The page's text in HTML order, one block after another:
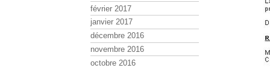
février 2017
janvier 2017
décembre 2016
novembre 2016
octobre 2016